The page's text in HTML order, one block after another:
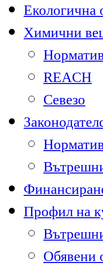
Екологична
Химични
REACH
Севезо
Профил на
Обявени